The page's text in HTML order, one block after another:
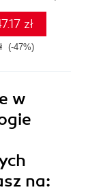
zł
(-47%)
w
na: